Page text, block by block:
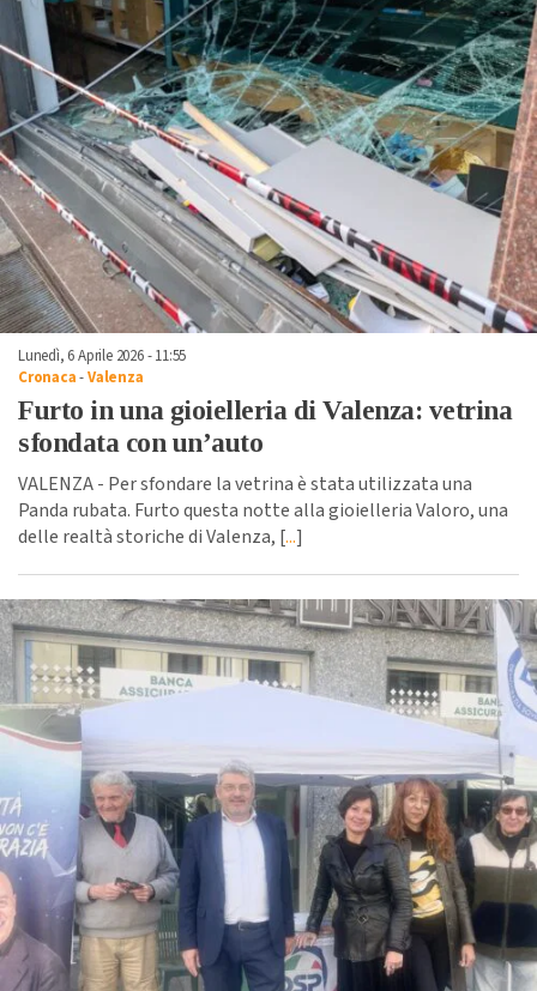
Lunedì, 6 Aprile 2026 - 11:55
Cronaca-Valenza
Furto in una gioielleria di Valenza: vetrina
sfondata con un’auto
VALENZA - Per sfondare la vetrina è stata utilizzata una
Panda rubata. Furto questa notte alla gioielleria Valoro, una
delle realtà storiche di Valenza, [...]